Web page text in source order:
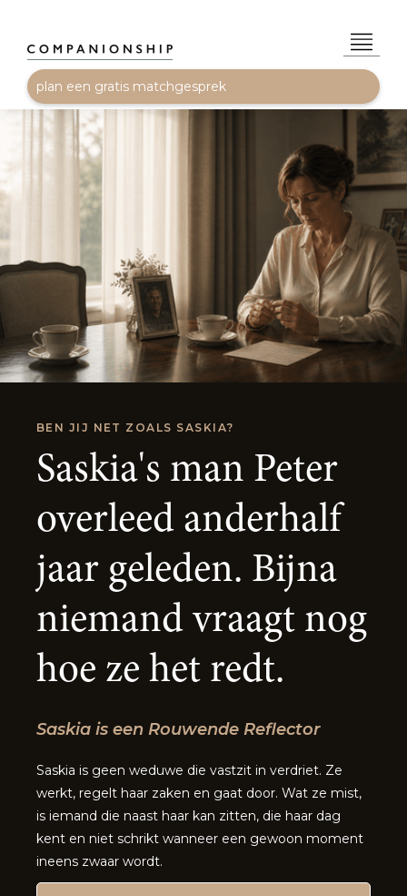
plan een gratis matchgesprek
BEN JIJ NET ZOALS SASKIA?
Saskia's man Peter
overleed anderhalf
jaar geleden. Bijna
niemand vraagt nog
hoe ze het redt.
Saskia is een Rouwende Reflector
Saskia is geen weduwe die vastzit in verdriet. Ze
werkt, regelt haar zaken en gaat door. Wat ze mist,
is iemand die naast haar kan zitten, die haar dag
kent en niet schrikt wanneer een gewoon moment
ineens zwaar wordt.